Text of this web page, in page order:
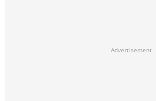
Advertisement